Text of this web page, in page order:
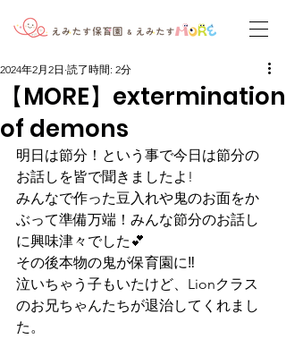
【MORE】extermination
of demons
2024年2月2日 読了時間: 2分
明日は節分！という事で今日は節分の
お話しを皆で聞きましたよ!
みんなで作った豆入れや鬼のお面をか
ぶって準備万端！みんな節分のお話し
に興味津々でした💕
その後本物の鬼が保育園に‼
泣いちゃう子もいたけど、Lionクラス
のお兄ちゃんたちが退治してくれまし
た。